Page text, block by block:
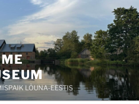
LÕUNA-EESTIS